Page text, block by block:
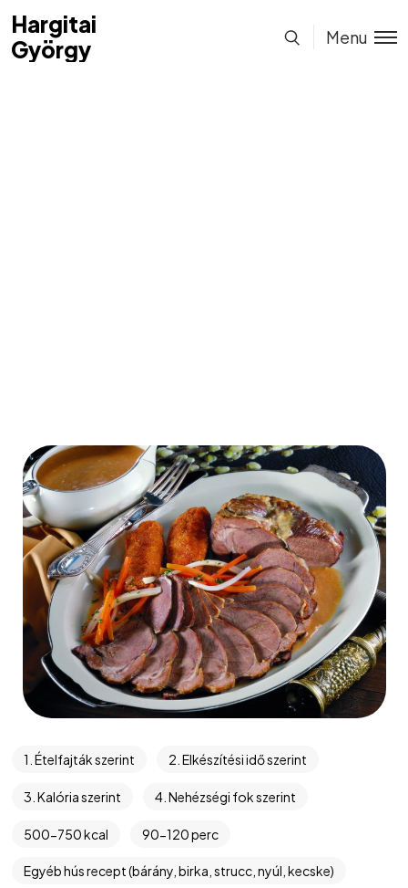
Hargitai
György
Hargitai
György
Menu
1. Ételfajták szerint 2. Elkészítési idő szerint
3. Kalória szerint 4. Nehézségi fok szerint
500-750 kcal 90-120 perc
Egyéb hús recept (bárány, birka, strucc, nyúl, kecske)